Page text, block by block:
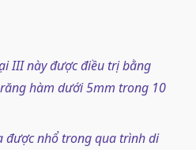
III này được điều trị bằng
hàm dưới 5mm trong 10
được nhổ trong qua trình di